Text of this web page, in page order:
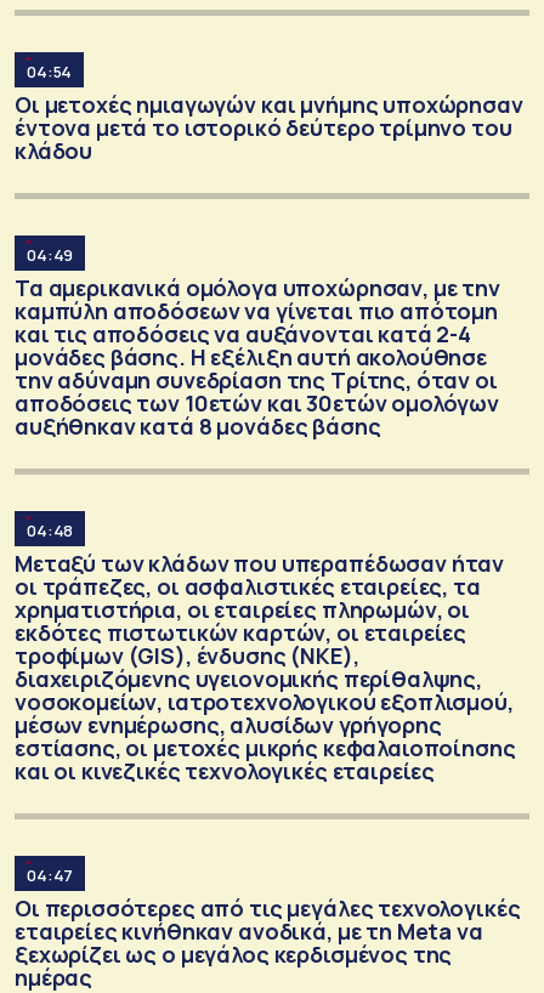
04:54
Οι μετοχές ημιαγωγών και μνήμης υποχώρησαν
έντονα μετά το ιστορικό δεύτερο τρίμηνο του
κλάδου
04:49
Τα αμερικανικά ομόλογα υποχώρησαν, με την
καμπύλη αποδόσεων να γίνεται πιο απότομη
και τις αποδόσεις να αυξάνονται κατά 2-4
μονάδες βάσης. Η εξέλιξη αυτή ακολούθησε
την αδύναμη συνεδρίαση της Τρίτης, όταν οι
αποδόσεις των 10ετών και 30ετών ομολόγων
αυξήθηκαν κατά 8 μονάδες βάσης
04:48
Μεταξύ των κλάδων που υπεραπέδωσαν ήταν
οι τράπεζες, οι ασφαλιστικές εταιρείες, τα
χρηματιστήρια, οι εταιρείες πληρωμών, οι
εκδότες πιστωτικών καρτών, οι εταιρείες
τροφίμων (GIS), ένδυσης (NKE),
διαχειριζόμενης υγειονομικής περίθαλψης,
νοσοκομείων, ιατροτεχνολογικού εξοπλισμού,
μέσων ενημέρωσης, αλυσίδων γρήγορης
εστίασης, οι μετοχές μικρής κεφαλαιοποίησης
και οι κινεζικές τεχνολογικές εταιρείες
04:47
Οι περισσότερες από τις μεγάλες τεχνολογικές
εταιρείες κινήθηκαν ανοδικά, με τη Meta να
ξεχωρίζει ως ο μεγάλος κερδισμένος της
ημέρας